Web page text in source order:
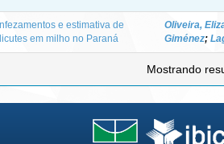
e estimativa de
em milho no Paraná
Oliveira,
Giménez;
Mostrando